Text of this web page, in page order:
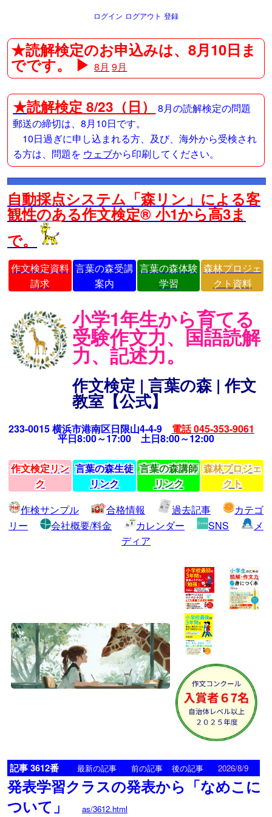
ログイン ログアウト 登録
★読解検定のお申込みは、8月10日ま
でです。 ▶8月 9月
★読解検定 8/23（日）
8月の読解検定の問題
郵送の締切は、8月10日です。
10日過ぎに申し込まれる方、及び、海外から受検され
る方は、問題を ウェブから印刷してください。
自動採点システム「森リン」による客
観性のある作文検定® 小1から高3ま
で。
作文検定資料
請求
言葉の森受講
案内
言葉の森体験
学習
森林プロジェ
クト資料
小学1年生から育てる
受験作文力、国語読解
力、記述力。
作文検定 | 言葉の森 | 作文
教室【公式】
233-0015 横浜市港南区日限山4-4-9 電話 045-353-9061
平日8:00～17:00 土日8:00～12:00
作文検定リン
ク
言葉の森生徒
リンク
言葉の森講師
リンク
森林プロジェ
クト
作検サンプル
合格情報 過去記事
カテゴ
リー
会社概要/料金 カレンダー SNS
メ
ディア
記事 3612番 最新の記事 前の記事 後の記事 2026/8/9
発表学習クラスの発表から「なめこに
ついて」
as/3612.html